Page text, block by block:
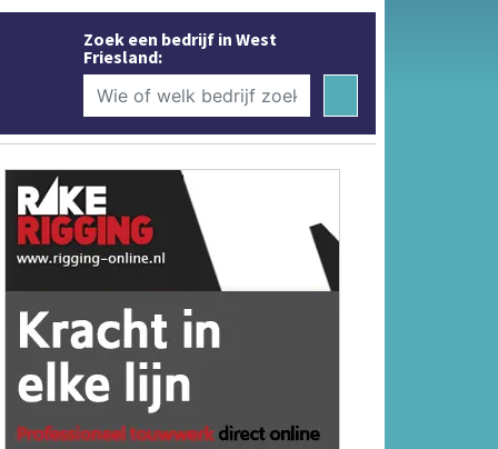
Zoek een bedrijf in West
Friesland: